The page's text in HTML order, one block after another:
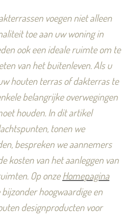
voegen niet alleen
toe aan uw woning in
ook een ideale ruimte om te
van het buitenleven. Als u
houten terras of dakterras te
belangrijke overwegingen
houden. In dit artikel
tonen we
bespreken we aannemers
kosten van het aanleggen van
Op onzeHomepagina
hoogwaardige en
designproducten voor